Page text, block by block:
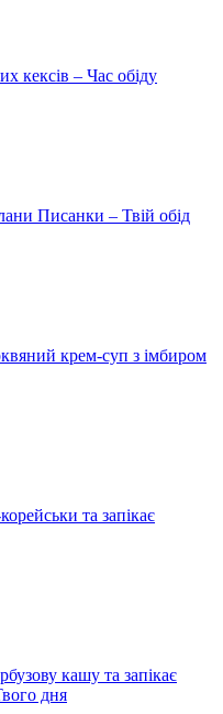
кексів – Час обіду
Писанки – Твій обід
крем-суп з імбиром
та запікає
кашу та запікає
дня